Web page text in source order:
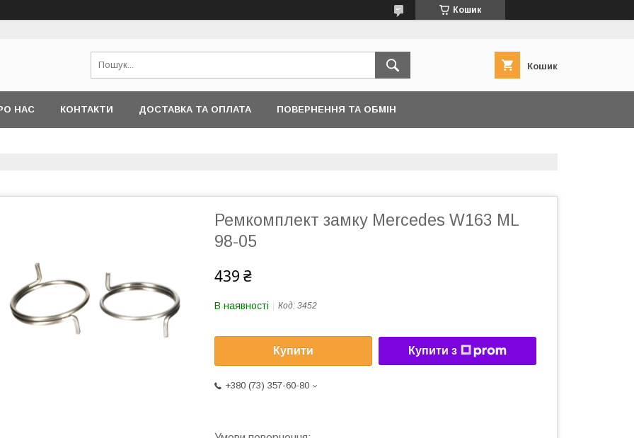
Кошик
Кошик
НАС КОНТАКТИ ДОСТАВКА ТА ОПЛАТА ПОВЕРНЕННЯ ТА ОБМІН
Ремкомплект замку Mercedes W163 ML
98-05
439 ₴
В наявності Код: 3452
Купити Купити з
+380 (73) 357-60-80